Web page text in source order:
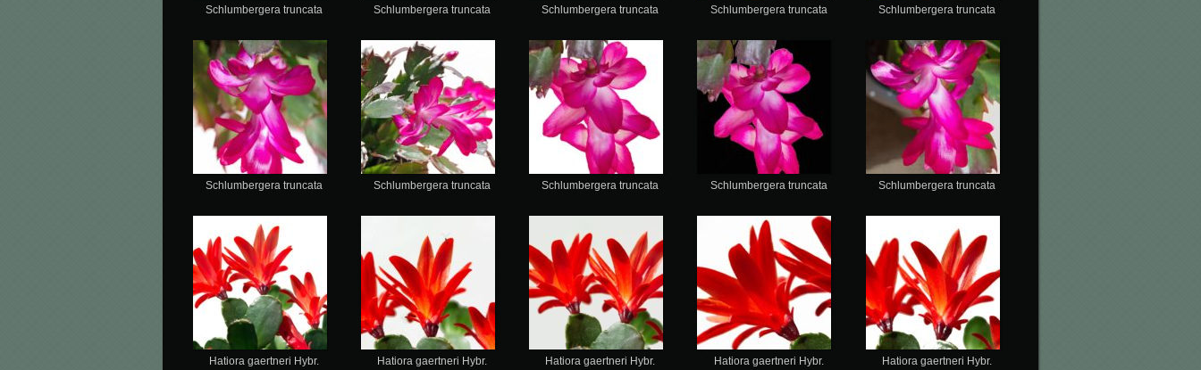
Schlumbergera truncata Schlumbergera truncata Schlumbergera truncata Schlumbergera truncata Schlumbergera truncata
Schlumbergera truncata Schlumbergera truncata Schlumbergera truncata Schlumbergera truncata Schlumbergera truncata
Hatiora gaertneri Hybr.
Hatiora gaertneri Hybr. Hatiora gaertneri Hybr. Hatiora gaertneri Hybr. Hatiora gaertneri Hybr.